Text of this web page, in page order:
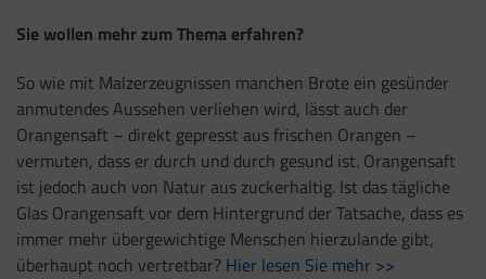
Sie wollen mehr zum Thema erfahren?
So wie mit Malzerzeugnissen manchen Brote ein gesünder
anmutendes Aussehen verliehen wird, lässt auch der
Orangensaft – direkt gepresst aus frischen Orangen –
vermuten, dass er durch und durch gesund ist. Orangensaft
ist jedoch auch von Natur aus zuckerhaltig. Ist das tägliche
Glas Orangensaft vor dem Hintergrund der Tatsache, dass es
immer mehr übergewichtige Menschen hierzulande gibt,
überhaupt noch vertretbar? Hier lesen Sie mehr >>